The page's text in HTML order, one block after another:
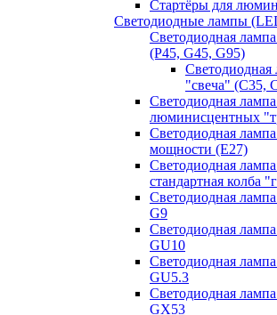
Стартёры для
Светодиодные лампы
Светодиодная
(P45, G45, G95)
"свеча" (С35,
Светодиодная
люминисцентных
Светодиодная
мощности (Е27)
Светодиодная
стандартная колба
Светодиодная
G9
Светодиодная
GU10
Светодиодная
GU5.3
Светодиодная
GX53